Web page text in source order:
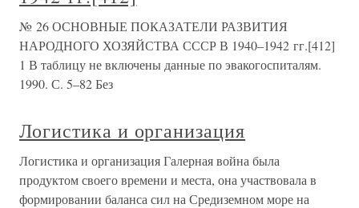
№ 26 ОСНОВНЫЕ ПОКАЗАТЕЛИ РАЗВИТИЯ
НАРОДНОГО ХОЗЯЙСТВА СССР В 1940–1942 гг.[412]
1 В таблицу не включены данные по эвакогоспиталям.
1990. С. 5–82 Без
Логистика и организация
Логистика и организация Галерная война была
продуктом своего времени и места, она участвовала в
формировании баланса сил на Средиземном море на